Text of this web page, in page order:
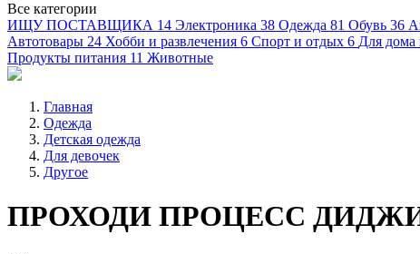
Все категории
ИЩУ ПОСТАВЩИКА 14 Электроника 38 Одежда 81 Обувь 36
Автотовары 24 Хобби и развлечения 6 Спорт и отдых 6 Для дома
Продукты питания 11 Животные
Главная
Одежда
Детская одежда
Для девочек
Другое
ПРОХОДИ ПРОЦЕСС